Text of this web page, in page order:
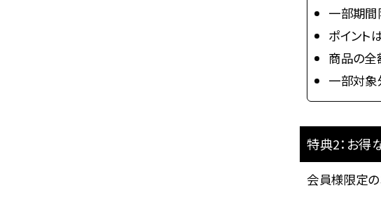
一部期間
ポイント
商品の全
一部対象
特典2：お得
会員様限定の